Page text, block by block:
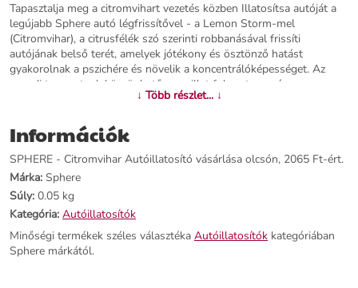
Tapasztalja meg a citromvihart vezetés közben Illatosítsa autóját a
legújabb Sphere autó légfrissítővel - a Lemon Storm-mel
(Citromvihar), a citrusfélék szó szerinti robbanásával frissíti
autójának belső terét, amelyek jótékony és ösztönző hatást
gyakorolnak a pszichére és növelik a koncentrálóképességet. Az
egyedi tervezetnek köszönhetően az illat fokozatosan és
egyenletesen szabadul fel. Ennek az autós légfrissítőnek olyan
hogy bármilyen szellőzőrácshoz könnyen csatlakoztatható legyen.
További információk>>
↓ Több részlet... ↓
Információk
SPHERE - Citromvihar Autóillatosító vásárlása olcsón, 2065 Ft-ért.
Márka: Sphere
Súly: 0.05 kg
Kategória: Autóillatosítók
Minőségi termékek széles választéka Autóillatosítók kategóriában
Sphere márkától.